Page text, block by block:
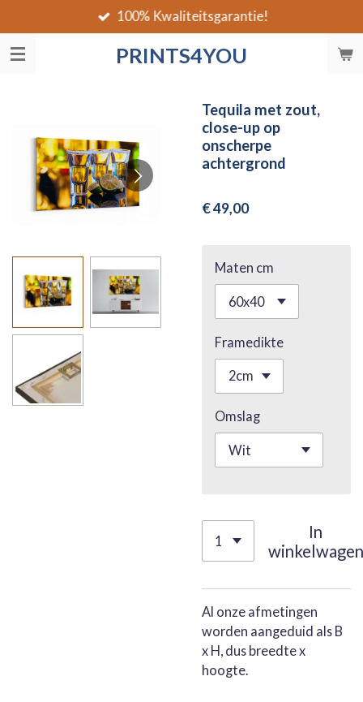
direct
naar
PRINTS4YOU
100% Kwaliteitsgarantie!
Tequila met zout,
close-up op
onscherpe
achtergrond
€ 49,00
Maten cm
Framedikte
Omslag
In
winkelwagen
Al onze afmetingen
worden aangeduid als B
x H, dus breedte x
hoogte.